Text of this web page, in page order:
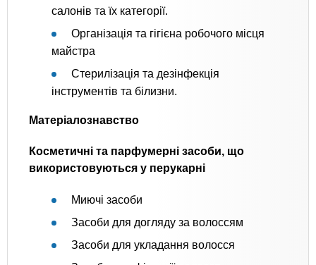
салонів та їх категорії.
Організація та гігієна робочого місця
майстра
Стерилізація та дезінфекція
інструментів та білизни.
Матеріалознавство
Косметичні та парфумерні засоби, що
використовуються у перукарні
Миючі засоби
Засоби для догляду за волоссям
Засоби для укладання волосся